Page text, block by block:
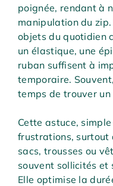
poignée, rendant à
manipulation du
objets du quotidien
un élastique, une
ruban suffisent à
temporaire.
temps de trouver
Cette astuce,
frustrations, surtout
sacs, trousses ou
souvent sollicités et
Elle optimise la